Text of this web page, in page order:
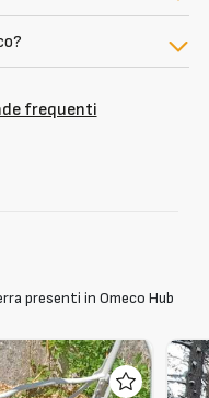
frequenti
presenti in Omeco Hub